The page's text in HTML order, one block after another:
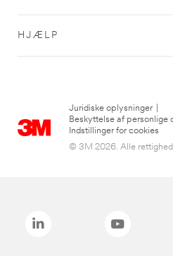
HJÆLP
Juridiske oplysninger
Beskyttelse af personlige
Indstillinger for cookies
© 3M 2026. Alle